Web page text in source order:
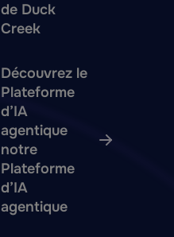
de Duck
Creek
Découvrez le
Plateforme
d’IA
agentique
notre
Plateforme
d’IA
agentique